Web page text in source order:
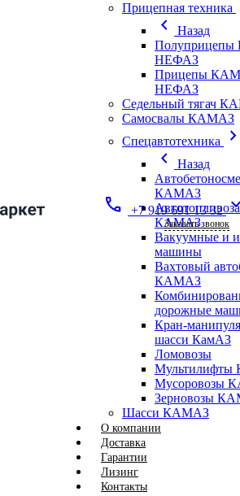
Прицепная техника
chevron_left
Назад
НЕФАЗ
Прицепы
НЕФАЗ
Седельный тягач
Самосвалы КАМАЗ
Спецавтотехника
chevron_left
Назад
КАМАЗ
КАМАЗ
Вакуумные и
машины
Вахтовый
КАМАЗ
дорожные
Кран-
шасси КамАЗ
Ломовозы
Мультилифты
Мусоровозы
Зерновозы
Шасси КАМАЗ
О компании
Доставка
Гарантии
Лизинг
Контакты
call +7 919 691 13 32
Заказать звонок